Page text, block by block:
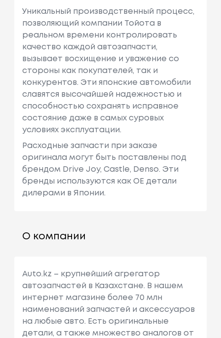
Уникальный производственный процесс,
позволяющий компании Тойота в
реальном времени контролировать
качество каждой автозапчасти,
вызывает восхищение и уважение со
стороны как покупателей, так и
конкурентов. Эти японские автомобили
славятся высочайшей надежностью и
способностью сохранять исправное
состояние даже в самых суровых
условиях эксплуатации.
Расходные запчасти при заказе
оригинала могут быть поставлены под
брендом Drive Joy, Castle, Denso. Эти
бренды используются как ОЕ детали
дилерами в Японии.
О компании
Auto.kz – крупнейший агрегатор
автозапчастей в Казахстане. В нашем
интернет магазине более 70 млн
наименований запчастей и аксессуаров
на любые авто. Есть оригинальные
детали, а также множество аналогов от